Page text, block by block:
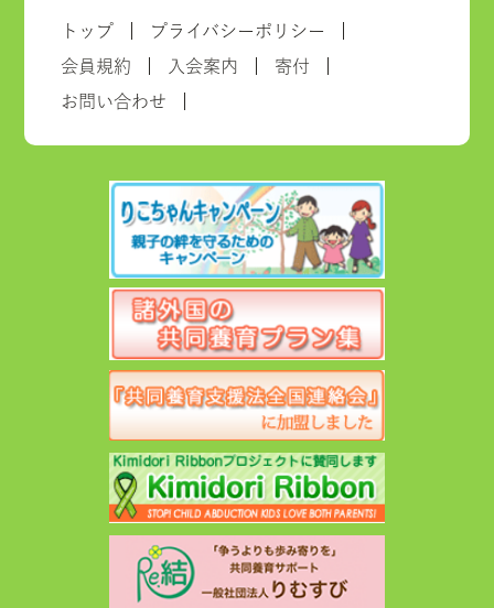
トップ プライバシーポリシー
会員規約 入会案内 寄付
お問い合わせ